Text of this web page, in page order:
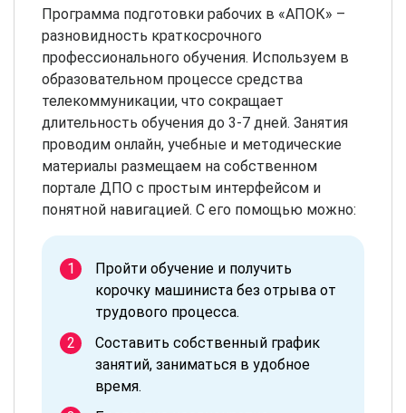
Программа подготовки рабочих в «АПОК» –
разновидность краткосрочного
профессионального обучения. Используем в
образовательном процессе средства
телекоммуникации, что сокращает
длительность обучения до 3-7 дней. Занятия
проводим онлайн, учебные и методические
материалы размещаем на собственном
портале ДПО с простым интерфейсом и
понятной навигацией. С его помощью можно:
Пройти обучение и получить
корочку машиниста без отрыва от
трудового процесса.
Составить собственный график
занятий, заниматься в удобное
время.